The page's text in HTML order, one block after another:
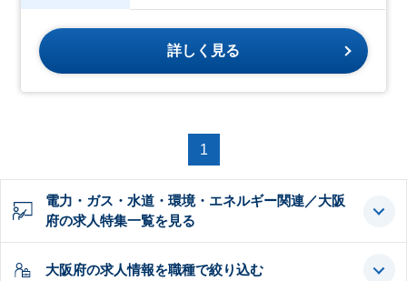
詳しく見る
1
電力・ガス・水道・環境・エネルギー関連／大阪
府の求人特集一覧を見る
大阪府の求人情報を職種で絞り込む